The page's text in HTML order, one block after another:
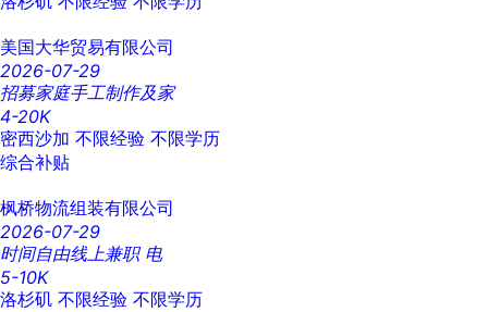
美国大华贸易有限公司
2026-07-29
招募家庭手工制作及家
4-20K
密西沙加 不限经验 不限学历
综合补贴
枫桥物流组装有限公司
2026-07-29
时间自由线上兼职 电
5-10K
洛杉矶 不限经验 不限学历